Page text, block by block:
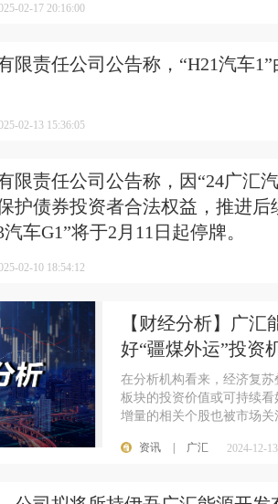
02-17 20:16:00
限责任公司公告称，“H21汽车
02-13 15:36:05
限责任公司公告称，因“24广汇
护债券投资者合法权益，推进
车G1”将于2月11日起停牌。
02-10 18:54:12
【财经分析】广
好“疆煤外运”投资
在分析机构看来，经济复
板块的投资价值或可持续
增量的相关个股也被市场关
资讯 广汇 2024-12-